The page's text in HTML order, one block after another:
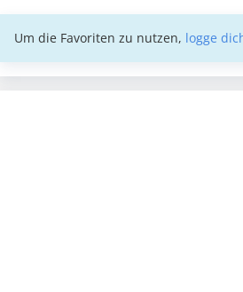
Um die Favoriten zu nutzen, logge